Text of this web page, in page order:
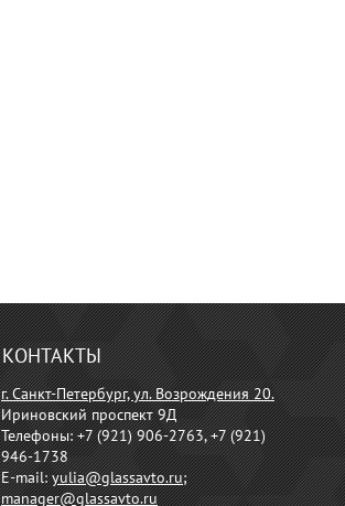
КОНТАКТЫ
г. Санкт-Петербург, ул. Возрождения 20.
Ириновский проспект 9Д
Телефоны:+7 (921) 906-2763, +7 (921)
946-1738
E-mail:yulia@glassavto.ru;
manager@glassavto.ru